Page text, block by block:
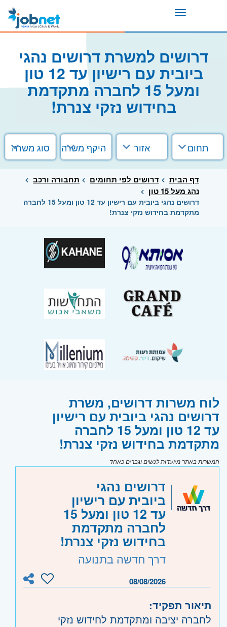
Toggle
דרושים למשרת דרושים נהגי
ביובית עם רישיון עד 12 טון
ומעל 15 לחברה מתקדמת
בחידוש נזקי צנרת!
תחום אזור היקף משרה סוג משרה
דף הבית דרושים לפי תחומים
תחבורה ורכב
נהג מעל 15 טון
דרושים נהגי ביובית עם רישיון עד 12 טון ומעל 15 לחברה
מתקדמת בחידוש נזקי צנרת!
לוח משרות דרושים, משרת
דרושים נהגי ביובית עם רישיון
עד 12 טון ומעל 15 לחברה
מתקדמת בחידוש נזקי צנרת!
המשרות באתר מיועדות לנשים וגברים כאחד
דרושים נהגי
ביובית עם רישיון
עד 12 טון ומעל 15
לחברה מתקדמת
בחידוש נזקי צנרת!
דרך חדשה בתנועה
08/08/2026
תיאור תפקיד:
לחברה יציבה ומתקדמת לחידוש נזקי